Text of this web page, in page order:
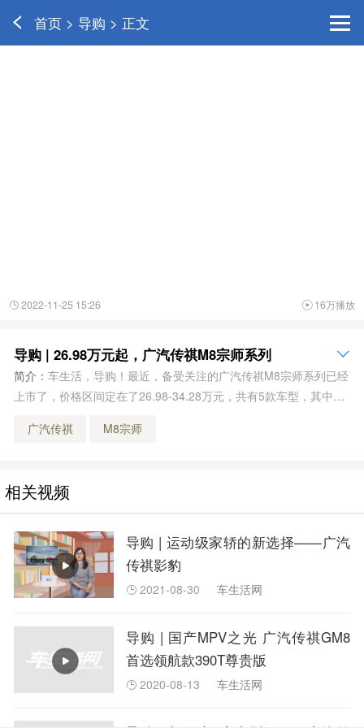
首页 > 导购 > 正文
 16万播放
 2022-11-25 15:26
导购 | 26.98万元起，广汽传祺M8宗师系列 
简介： 车生活，导购！最近，备受关注的广汽传祺M8宗师系列已经
上市了，价格区间定在了26.98-34.28万元，共有5款车型，其中两
值得购买呢？
广汽传祺 M8宗师
相关视频
导购 | 运动级家轿的新选择——广汽
传祺影豹
 2021-08-30 车生活网
导购 | 国产MPV之光 广汽传祺GM8
首选领航款390T尊贵版
 2020-08-13 车生活网